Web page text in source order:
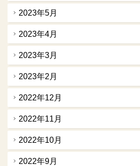
2023年5月
2023年4月
2023年3月
2023年2月
2022年12月
2022年11月
2022年10月
2022年9月